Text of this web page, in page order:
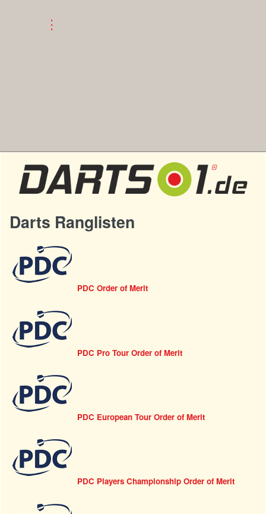
Darts Ranglisten
PDC Order of Merit
PDC Pro Tour Order of Merit
PDC European Tour Order of Merit
PDC Players Championship Order of Merit